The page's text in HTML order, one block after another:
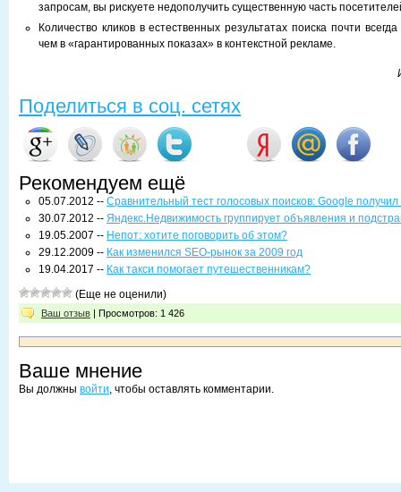
запросам, вы рискуете недополучить существенную часть
Количество кликов в естественных результатах поиска почти
чем в «гарантированных показах» в контекстной рекламе.
Поделиться в соц. сетях
Рекомендуем ещё
05.07.2012 -- Сравнительный тест голосовых поисков: Google
30.07.2012 -- Яндекс.Недвижимость группирует объявления и
19.05.2007 -- Непот: хотите поговорить об этом?
29.12.2009 -- Как изменился SEO-рынок за 2009 год
19.04.2017 -- Как такси помогает путешественникам?
(Еще не оценили)
Ваш отзыв | Просмотров: 1 426
Ваше мнение
Вы должны войти, чтобы оставлять комментарии.